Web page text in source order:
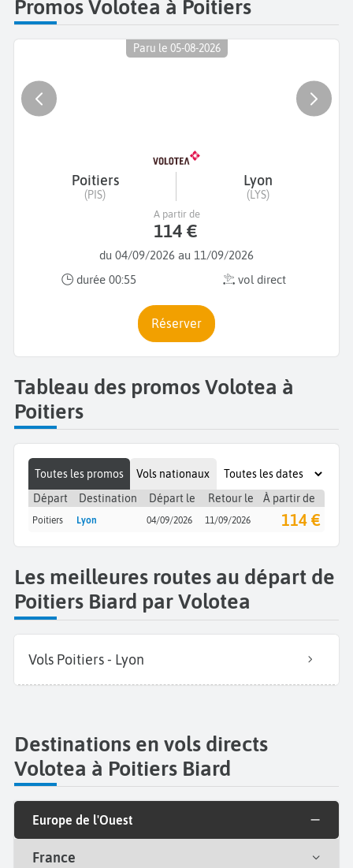
Promos Volotea à Poitiers
Paru le 05-08-2026
Poitiers
(PIS)
Lyon
(LYS)
du 04/09/2026 au 11/09/2026
durée 00:55
vol direct
A partir de
114 €
Réserver
Tableau des promos Volotea à
Poitiers
Toutes les promos
Vols nationaux
Départ
Destination Départ le Retour le À partir de
Poitiers Lyon 04/09/2026 11/09/2026 114 €
Les meilleures routes au départ de
Poitiers Biard par Volotea
Vols Poitiers - Lyon
Destinations en vols directs
Volotea à Poitiers Biard
Europe de l'Ouest
France